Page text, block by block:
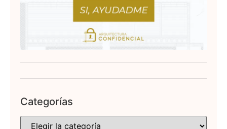
Categorías